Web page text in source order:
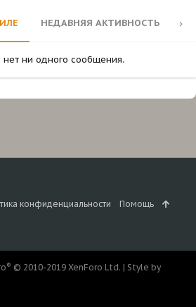
НЕДАВНЯЯ АКТИВНОСТЬ
ни одного сообщения.
конфиденциальности Помощь
® © 2010-2019 XenForo Ltd. | Style by